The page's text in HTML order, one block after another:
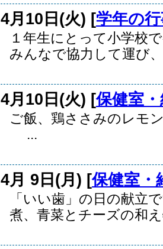
4月10日(火) [学年の
１年生にとって小学校
みんなで協力して運び
4月10日(火) [保健室
ご飯、鶏ささみのレモ
...
4月 9日(月) [保健室・
「いい歯」の日の献立
煮、青菜とチーズの和